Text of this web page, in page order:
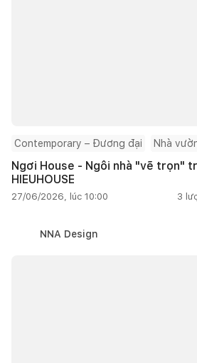
Contemporary – Đương đại Nhà
Ngơi House - Ngôi nhà "vẽ trọn"
HIEUHOUSE
27/06/2026, lúc 10:00 3
NNA Design